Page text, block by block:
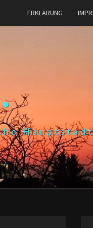
ERKLÄRUNG